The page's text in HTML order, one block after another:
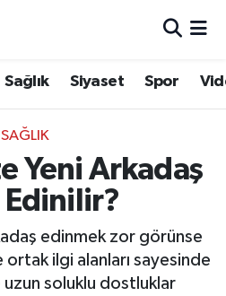
Sağlık Siyaset Spor
SAĞLIK
Yeni Arkadaş
Edinilir?
edinmek zor görünse
ilgi alanları sayesinde
soluklu dostluklar